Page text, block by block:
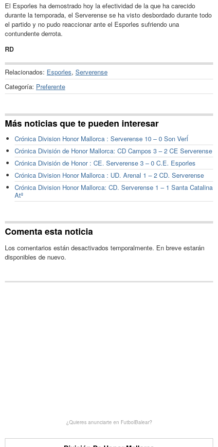
El Esporles ha demostrado hoy la efectividad de la que ha carecido
durante la temporada, el Serverense se ha visto desbordado durante todo
el partido y no pudo reaccionar ante el Esporles sufriendo una
contundente derrota.
RD
Relacionados: Esporles, Serverense
Categoría: Preferente
Más noticias que te pueden interesar
Crónica Division Honor Mallorca : Serverense 10 – 0 Son VerÍ
Crónica División de Honor Mallorca: CD Campos 3 – 2 CE Serverense
Crónica División de Honor : CE. Serverense 3 – 0 C.E. Esporles
Crónica Division Honor Mallorca : UD. Arenal 1 – 2 CD. Serverense
Crónica Division Honor Mallorca: CD. Serverense 1 – 1 Santa Catalina
Atº
Comenta esta noticia
Los comentarios están desactivados temporalmente. En breve estarán
disponibles de nuevo.
¿Quieres anunciarte en FutbolBalear?